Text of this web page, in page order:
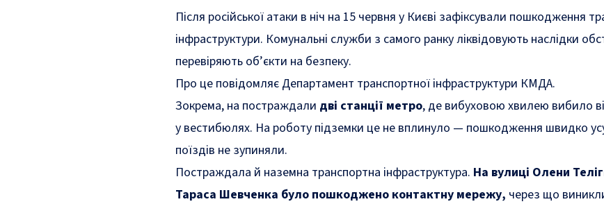
Після російської атаки в ніч на 15 червня у Києві зафіксували пошкодження
інфраструктури. Комунальні служби з самого ранку ліквідовують наслідки
перевіряють об’єкти на безпеку.
Про це повідомляє Департамент транспортної інфраструктури КМДА.
Зокрема, на постраждали дві станції метро, де вибуховою хвилею вибило
у вестибюлях. На роботу підземки це не вплинуло — пошкодження швидко
поїздів не зупиняли.
Постраждала й наземна транспортна інфраструктура. На вулиці Олени
Тараса Шевченка було пошкоджено контактну мережу, через що